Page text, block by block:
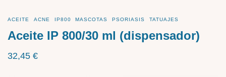
ACEITE ACNE IP800 MASCOTAS PSORIASIS TATUAJES
Aceite IP 800/30 ml (dispensador)
32,45 €